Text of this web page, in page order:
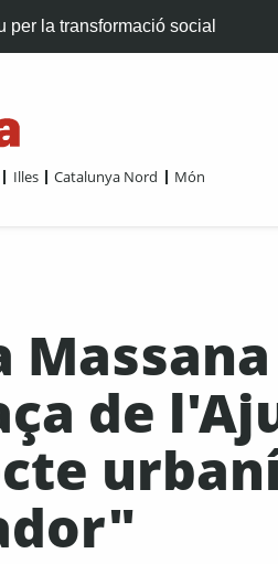
per la transformació social
Illes Catalunya Nord Món
de